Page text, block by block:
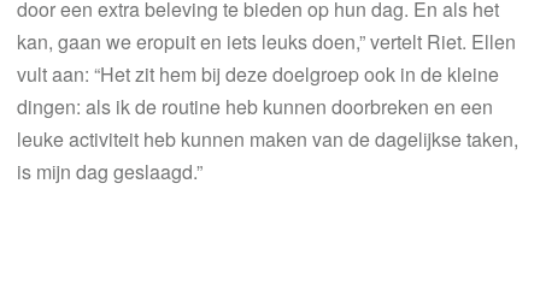
door een extra beleving te bieden op hun dag. En als het
kan, gaan we eropuit en iets leuks doen,” vertelt Riet. Ellen
vult aan: “Het zit hem bij deze doelgroep ook in de kleine
dingen: als ik de routine heb kunnen doorbreken en een
leuke activiteit heb kunnen maken van de dagelijkse taken,
is mijn dag geslaagd.”